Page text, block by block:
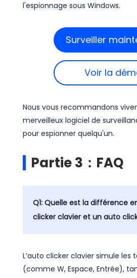
l'espionnage sous Windows.
Surveiller
Voir la
Nous vous recommandons
merveilleux logiciel de
pour espionner quelqu'un.
Partie 3：FAQ
Q1: Quelle est la différence
clicker clavier et un auto
L’auto clicker clavier simule les
(comme W, Espace, Entrée),